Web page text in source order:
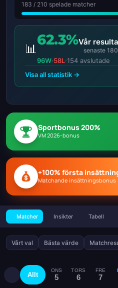
183 / 210 spelade matcher
📊
62.3%Vår
senaste
96W·58L·154 avslutade
Visa all statistik →
Sportbonus 200%
VM 2026-bonus
+100% första
Matchande insättningsbonus
Matcher Insikter Tabell
Vårt val Bästa värde
Allt
ONS
5
TORS
6
FRE
7